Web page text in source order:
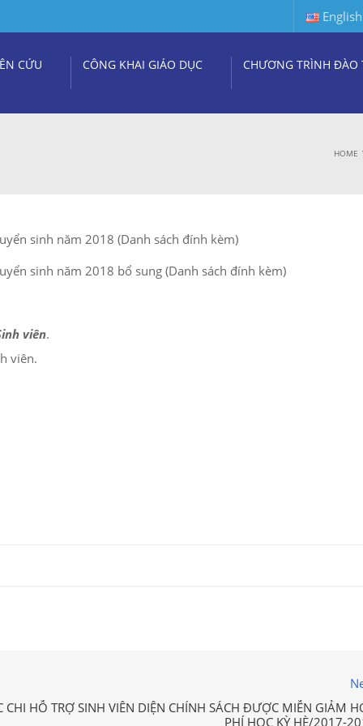
English
CỨU CÔNG KHAI GIÁO DỤC CHƯƠNG TRÌNH ĐÀO
HOME
sinh năm 2018 (Danh sách đính kèm)
sinh năm 2018 bổ sung (Danh sách đính kèm)
viên.
viên.
CHI HỖ TRỢ SINH VIÊN DIỆN CHÍNH SÁCH ĐƯỢC MIỄN GIẢM
PHÍ HỌC KỲ HÈ/2017-